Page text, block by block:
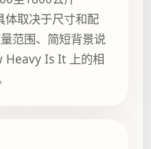
体取决于尺寸和配
范围、简短背景说
Heavy Is It 上的相